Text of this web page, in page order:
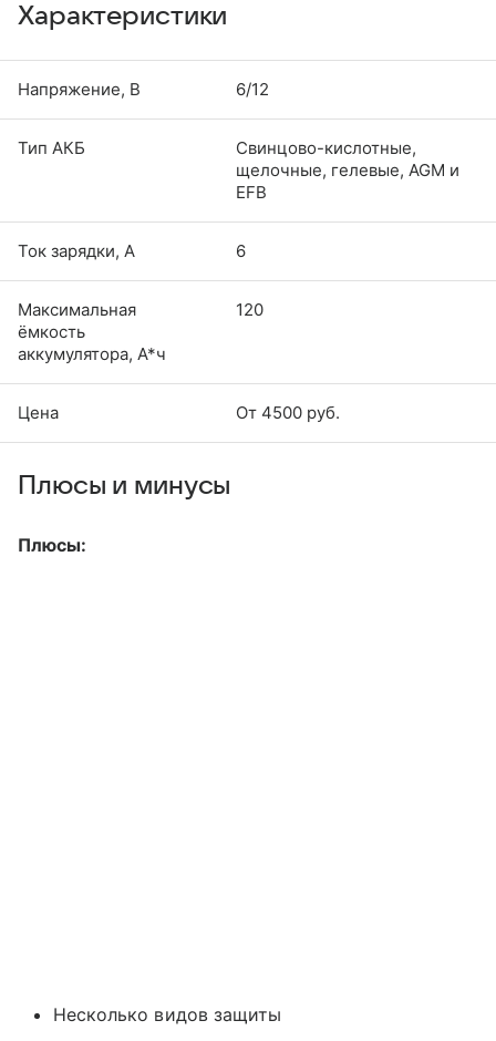
Характеристики
Напряжение, В 6/12
Тип АКБ
Свинцово-кислотные,
щелочные, гелевые, AGM и
EFB
Ток зарядки, А 6
Максимальная
ёмкость
аккумулятора, А*ч
120
Цена От 4500 руб.
Плюсы и минусы
Плюсы:
Несколько видов защиты